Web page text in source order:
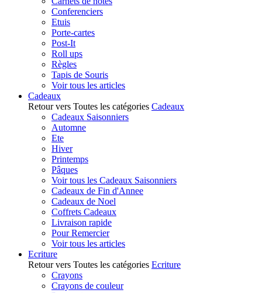
Conferenciers
Etuis
Porte-cartes
Post-It
Roll ups
Règles
Tapis de Souris
Voir tous les articles
Cadeaux
Retour vers Toutes les catégories Cadeaux
Cadeaux Saisonniers
Automne
Ete
Hiver
Printemps
Pâques
Voir tous les Cadeaux Saisonniers
Cadeaux de Fin d'Annee
Cadeaux de Noel
Coffrets Cadeaux
Livraison rapide
Pour Remercier
Voir tous les articles
Ecriture
Retour vers Toutes les catégories Ecriture
Crayons
Crayons de couleur